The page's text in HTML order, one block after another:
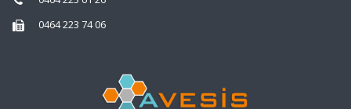
0464 223 74 06